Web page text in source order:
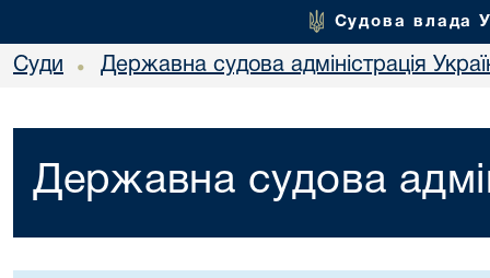
Судова влада
Суди • Державна судова адміністрація
Державна судова